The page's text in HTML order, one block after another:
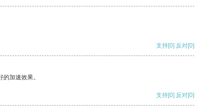
支持[0] 反对[0]
加速效果。
支持[0] 反对[0]